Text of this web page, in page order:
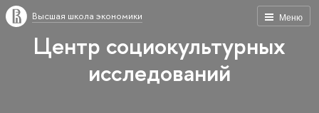
Меню
Высшая школа экономики
Центр социокультурных
исследований